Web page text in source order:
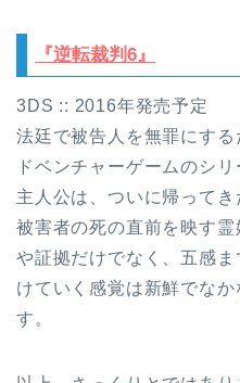
『逆転裁判6』
3DS :: 2016年発売予定
法廷で被告人を無罪にす
ドベンチャーゲームのシリ
主人公は、ついに帰ってき
被害者の死の直前を映す
や証拠だけでなく、五感
けていく感覚は新鮮でな
す。